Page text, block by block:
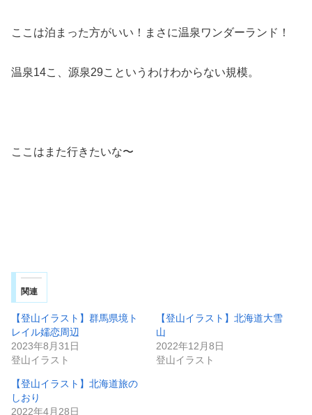
ここは泊まった方がいい！まさに温泉ワンダーランド！
温泉14こ、源泉29こというわけわからない規模。
ここはまた行きたいな〜
関連
【登山イラスト】群馬県境ト
レイル嬬恋周辺
2023年8月31日
登山イラスト
【登山イラスト】北海道大雪
山
2022年12月8日
登山イラスト
【登山イラスト】北海道旅の
しおり
2022年4月28日